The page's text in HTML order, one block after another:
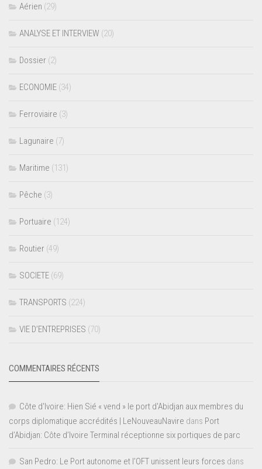
Aérien (29)
ANALYSE ET INTERVIEW (20)
Dossier (2)
ECONOMIE (34)
Ferroviaire (3)
Lagunaire (7)
Maritime (131)
Pêche (3)
Portuaire (124)
Routier (49)
SOCIETE (69)
TRANSPORTS (224)
VIE D’ENTREPRISES (70)
COMMENTAIRES RÉCENTS
Côte d'Ivoire: Hien Sié « vend » le port d'Abidjan aux membres du
corps diplomatique accrédités | LeNouveauNavire dans Port
d’Abidjan: Côte d’Ivoire Terminal réceptionne six portiques de parc
San Pedro: Le Port autonome et l’OFT unissent leurs forces dans